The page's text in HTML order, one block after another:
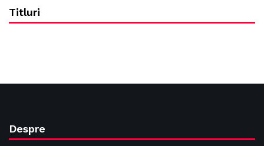
Titluri
Despre